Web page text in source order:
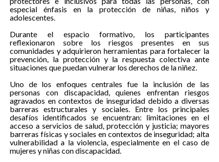
especial énfasis en la protección de niñas, niños y
adolescentes.
Durante el espacio formativo, los participantes
reflexionaron sobre los riesgos presentes en sus
comunidades y adquirieron herramientas para fortalecer la
prevención, la protección y la respuesta colectiva ante
situaciones que puedan vulnerar los derechos de la niñez.
Uno de los enfoques centrales fue la inclusión de las
personas con discapacidad, quienes enfrentan riesgos
agravados en contextos de inseguridad debido a diversas
barreras estructurales y sociales. Entre los principales
desafíos identificados se encuentran: limitaciones en el
acceso a servicios de salud, protección y justicia; mayores
barreras físicas y sociales en contextos de inseguridad; alta
vulnerabilidad a la violencia, especialmente en el caso de
mujeres y niñas con discapacidad.